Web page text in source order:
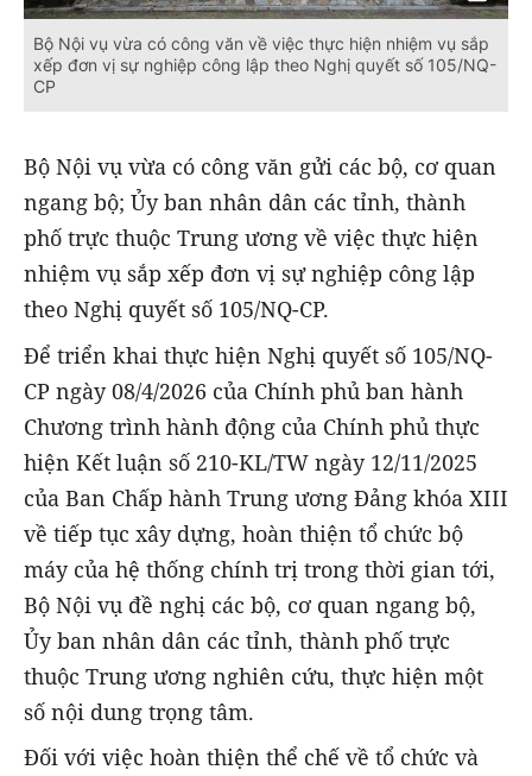
Bộ Nội vụ vừa có công văn về việc thực hiện nhiệm vụ sắp
xếp đơn vị sự nghiệp công lập theo Nghị quyết số 105/NQ-
CP
Bộ Nội vụ vừa có công văn gửi các bộ, cơ quan
ngang bộ; Ủy ban nhân dân các tỉnh, thành
phố trực thuộc Trung ương về việc thực hiện
nhiệm vụ sắp xếp đơn vị sự nghiệp công lập
theo Nghị quyết số 105/NQ-CP.
Để triển khai thực hiện Nghị quyết số 105/NQ-
CP ngày 08/4/2026 của Chính phủ ban hành
Chương trình hành động của Chính phủ thực
hiện Kết luận số 210-KL/TW ngày 12/11/2025
của Ban Chấp hành Trung ương Đảng khóa XIII
về tiếp tục xây dựng, hoàn thiện tổ chức bộ
máy của hệ thống chính trị trong thời gian tới,
Bộ Nội vụ đề nghị các bộ, cơ quan ngang bộ,
Ủy ban nhân dân các tỉnh, thành phố trực
thuộc Trung ương nghiên cứu, thực hiện một
số nội dung trọng tâm.
Đối với việc hoàn thiện thể chế về tổ chức và